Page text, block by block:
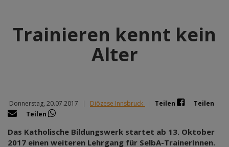
Trainieren kennt kein
Alter
Donnerstag, 20.07.2017 | Diözese Innsbruck | Teilen
Teilen
Teilen
Das Katholische Bildungswerk startet ab 13. Oktober
2017 einen weiteren Lehrgang für SelbA-TrainerInnen.